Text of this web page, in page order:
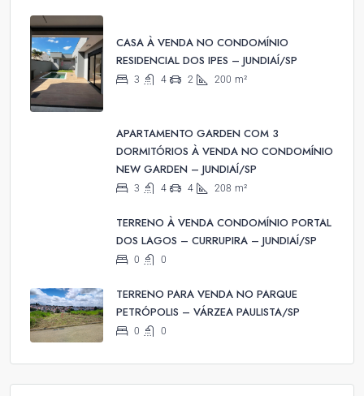
CASA À VENDA NO CONDOMÍNIO
RESIDENCIAL DOS IPES – JUNDIAÍ/SP
3 4 2 200 m²
APARTAMENTO GARDEN COM 3
DORMITÓRIOS À VENDA NO CONDOMÍNIO
NEW GARDEN – JUNDIAÍ/SP
3 4 4 208 m²
TERRENO À VENDA CONDOMÍNIO PORTAL
DOS LAGOS – CURRUPIRA – JUNDIAÍ/SP
0 0
TERRENO PARA VENDA NO PARQUE
PETRÓPOLIS – VÁRZEA PAULISTA/SP
0 0